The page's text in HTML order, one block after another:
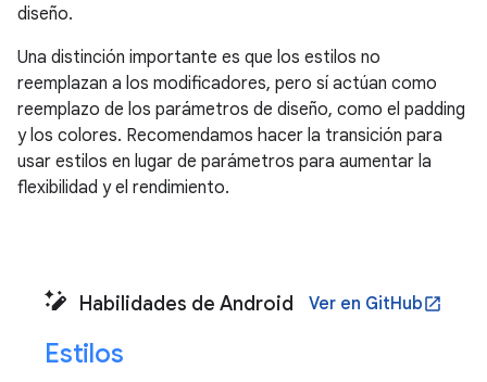
diseño.
Una distinción importante es que los estilos no
reemplazan a los modificadores, pero sí actúan como
reemplazo de los parámetros de diseño, como el padding
y los colores. Recomendamos hacer la transición para
usar estilos en lugar de parámetros para aumentar la
flexibilidad y el rendimiento.
Habilidades de Android Ver en GitHubopen_in_new
Estilos